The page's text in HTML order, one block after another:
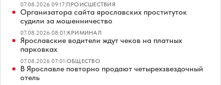
07.08.2026 09:17|ПРОИСШЕСТВИЯ
Организатора сайта ярославских проституток
судили за мошенничество
07.08.2026 08:01|КРИМИНАЛ
Ярославские водители ждут чеков на платных
парковках
07.08.2026 07:01|ОБЩЕСТВО
В Ярославле повторно продают четырехзвездочный
отель